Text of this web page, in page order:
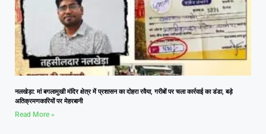
नलखेड़ा: मां बगलामुखी मंदिर क्षेत्र में प्रशासन का दोहरा रवैया, गरीबों पर चला कार्रवाई का डंडा, बड़े
अतिक्रमणकारियों पर मेहरबानी
Read More »